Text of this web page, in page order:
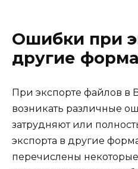
Ошибки при
другие
При экспорте файлов в
возникать различные
затрудняют или
экспорта в другие
перечислены